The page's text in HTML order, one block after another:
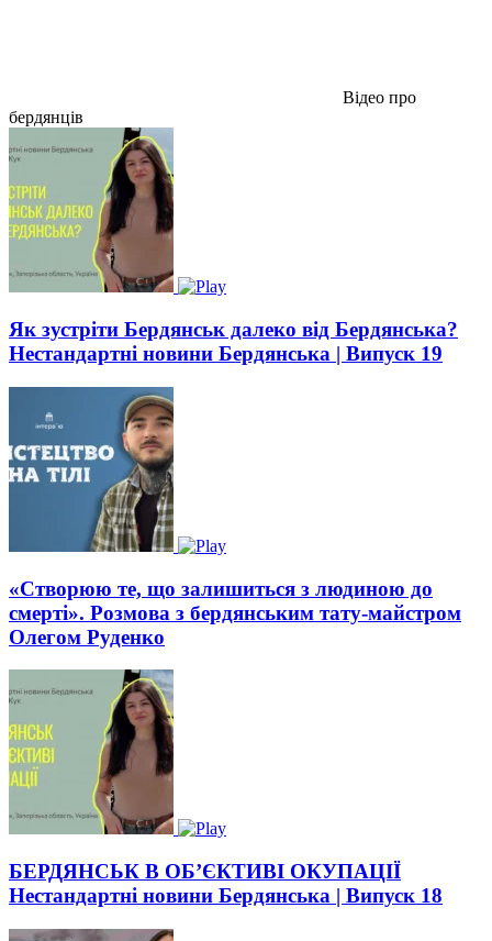
Відео про
бердянців
Як зустріти Бердянськ далеко від Бердянська?
Нестандартні новини Бердянська | Випуск 19
«Створюю те, що залишиться з людиною до
смерті». Розмова з бердянським тату-майстром
Олегом Руденко
БЕРДЯНСЬК В ОБ’ЄКТИВІ ОКУПАЦІЇ
Нестандартні новини Бердянська | Випуск 18